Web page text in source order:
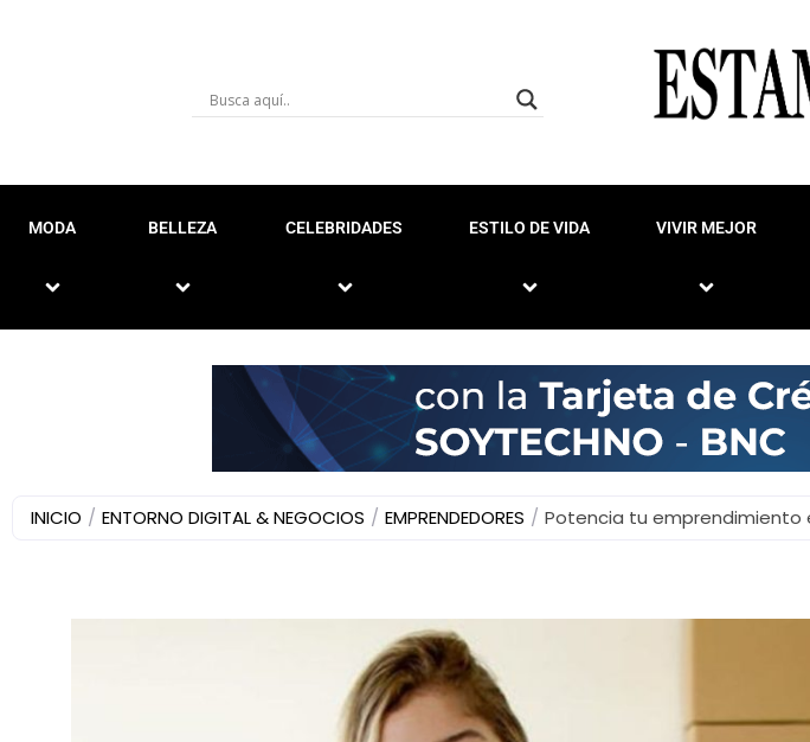
MODA BELLEZA CELEBRIDADES ESTILO DE VIDA VIVIR MEJOR
INICIO / ENTORNO DIGITAL & NEGOCIOS / EMPRENDEDORES / Potencia tu emprendimiento